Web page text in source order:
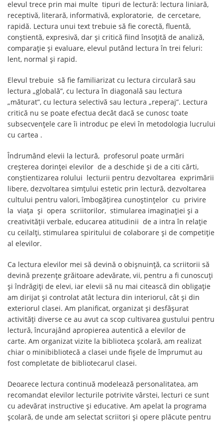
elevul trece prin mai multe tipuri de lectură: lectura liniară,
receptivă, literară, informativă, exploratorie, de cercetare,
rapidă. Lectura unui text trebuie să fie corectă, fluentă,
conştientă, expresivă, dar şi critică fiind însoţită de analiză,
comparaţie şi evaluare, elevul putând lectura în trei feluri:
lent, normal şi rapid.
Elevul trebuie să fie familiarizat cu lectura circulară sau
lectura „globală”, cu lectura în diagonală sau lectura
„măturat”, cu lectura selectivă sau lectura „reperaj”. Lectura
critică nu se poate efectua decât dacă se cunosc toate
subsecvenţele care îi introduc pe elevi în metodologia lucrului
cu cartea .
Îndrumând elevii la lectură, profesorul poate urmări
creșterea dorinței elevilor de a deschide şi de a citi cărti,
conștientizarea rolului lecturii pentru dezvoltarea exprimării
libere, dezvoltarea simțului estetic prin lectură, dezvoltarea
cultului pentru valori, îmbogățirea cunoștințelor cu privire
la viaţa şi opera scriitorilor, stimularea imaginației şi a
creativității verbale, educarea atitudinii de a intra în relaţie
cu ceilalţi, stimularea spiritului de colaborare şi de competiție
al elevilor.
Ca lectura elevilor mei să devină o obișnuință, ca scriitorii să
devină prezențe grăitoare adevărate, vii, pentru a fi cunoscuți
şi îndrăgiţi de elevi, iar elevii să nu mai citească din obligație
am dirijat şi controlat atât lectura din interiorul, cât şi din
exteriorul clasei. Am planificat, organizat şi desfășurat
activități diverse ce au avut ca scop cultivarea gustului pentru
lectură, încurajând apropierea autentică a elevilor de
carte. Am organizat vizite la biblioteca școlară, am realizat
chiar o minibibliotecă a clasei unde fişele de împrumut au
fost completate de bibliotecarul clasei.
Deoarece lectura continuă modelează personalitatea, am
recomandat elevilor lecturile potrivite vârstei, lecturi ce sunt
cu adevărat instructive şi educative. Am apelat la programa
şcolară, de unde am selectat scriitori şi opere plăcute pentru